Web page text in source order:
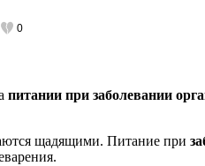
0
питании при заболевании
щадящими. Питание при